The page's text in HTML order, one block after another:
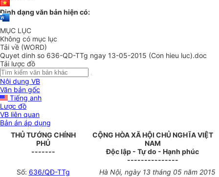
Định dạng văn bản hiện có:
MỤC LỤC
Không có mục lục
Tải về (WORD)
Quyet dinh so 636-QD-TTg ngay 13-05-2015 (Con hieu luc).doc
Tải lược đồ
Nội dung VB
Văn bản gốc
Tiếng anh
Lược đồ
VB liên quan
Bản án áp dụng
THỦ TƯỚNG CHÍNH
PHỦ
-------
CỘNG HÒA XÃ HỘI CHỦ NGHĨA VIỆT
NAM
Độc lập - Tự do - Hạnh phúc
---------------
Số: 636/QĐ-TTg Hà Nội, ngày 13 tháng 05 năm 2015